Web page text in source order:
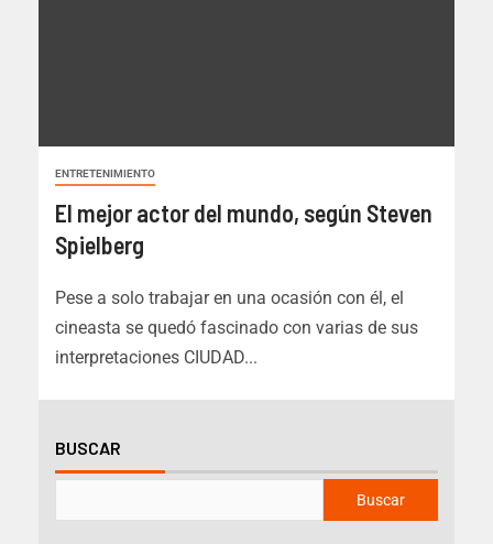
ENTRETENIMIENTO
El mejor actor del mundo, según Steven
Spielberg
Pese a solo trabajar en una ocasión con él, el
cineasta se quedó fascinado con varias de sus
interpretaciones CIUDAD...
BUSCAR
Buscar